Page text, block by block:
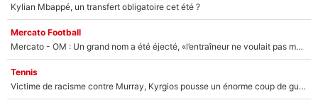
Kylian Mbappé, un transfert obligatoire cet été ?
Mercato Football
Mercato - OM : Un grand nom a été éjecté, «l’entraîneur ne voulait pas me conserver»
Tennis
Victime de racisme contre Murray, Kyrgios pousse un énorme coup de gueule !